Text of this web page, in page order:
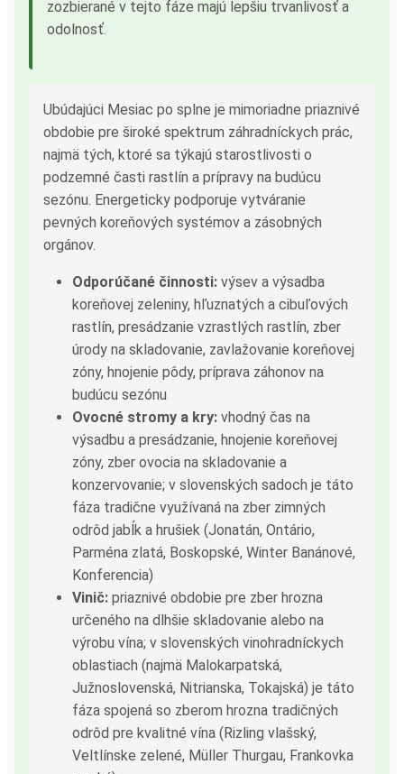
zozbierané v tejto fáze majú lepšiu trvanlivosť a
odolnosť.
Ubúdajúci Mesiac po splne je mimoriadne priaznivé
obdobie pre široké spektrum záhradníckych prác,
najmä tých, ktoré sa týkajú starostlivosti o
podzemné časti rastlín a prípravy na budúcu
sezónu. Energeticky podporuje vytváranie
pevných koreňových systémov a zásobných
orgánov.
Odporúčané činnosti: výsev a výsadba
koreňovej zeleniny, hľuznatých a cibuľových
rastlín, presádzanie vzrastlých rastlín, zber
úrody na skladovanie, zavlažovanie koreňovej
zóny, hnojenie pôdy, príprava záhonov na
budúcu sezónu
Ovocné stromy a kry: vhodný čas na
výsadbu a presádzanie, hnojenie koreňovej
zóny, zber ovocia na skladovanie a
konzervovanie; v slovenských sadoch je táto
fáza tradične využívaná na zber zimných
odrôd jabĺk a hrušiek (Jonatán, Ontário,
Parména zlatá, Boskopské, Winter Banánové,
Konferencia)
Vinič: priaznivé obdobie pre zber hrozna
určeného na dlhšie skladovanie alebo na
výrobu vína; v slovenských vinohradníckych
oblastiach (najmä Malokarpatská,
Južnoslovenská, Nitrianska, Tokajská) je táto
fáza spojená so zberom hrozna tradičných
odrôd pre kvalitné vína (Rizling vlašský,
Veltlínske zelené, Müller Thurgau, Frankovka